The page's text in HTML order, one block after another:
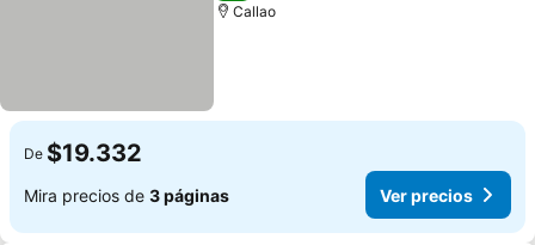
Callao
De $19.332
Mira precios de 3 páginas Ver precios